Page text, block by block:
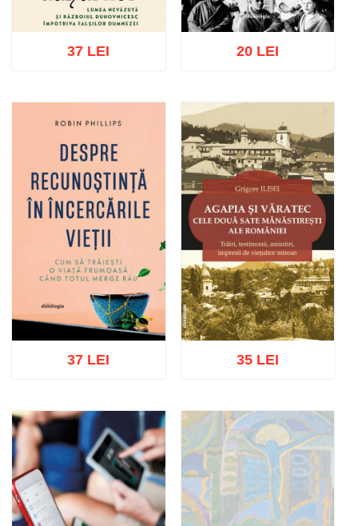
Adaugă în coș Wishlist
37 LEI
Adaugă în coș Wishlist
20 LEI
Adaugă în coș Wishlist
37 LEI
Adaugă în coș Wishlist
35 LEI